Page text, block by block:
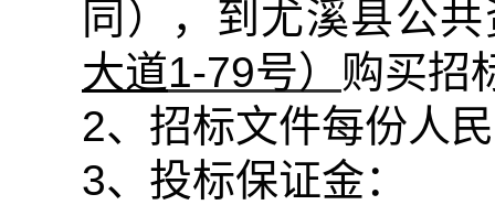
同），到尤溪县公
大道1-79号） 购买招
2、招标文件每份人
3、投标保证金：